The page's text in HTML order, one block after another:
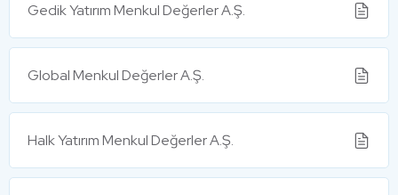
Gedik Yatırım Menkul Değerler A.Ş.
Global Menkul Değerler A.Ş.
Halk Yatırım Menkul Değerler A.Ş.